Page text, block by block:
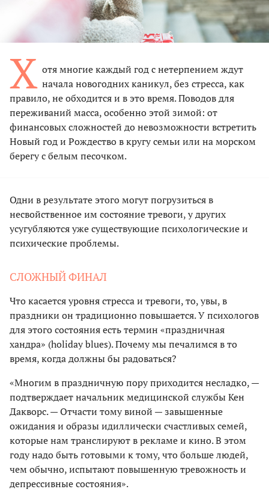
Х отя многие каждый год с нетерпением ждут
начала новогодних каникул, без стресса, как
правило, не обходится и в это время. Поводов для
переживаний масса, особенно этой зимой: от
финансовых сложностей до невозможности встретить
Новый год и Рождество в кругу семьи или на морском
берегу с белым песочком.
Одни в результате этого могут погрузиться в
несвойственное им состояние тревоги, у других
усугубляются уже существующие психологические и
психические проблемы.
СЛОЖНЫЙ ФИНАЛ
Что касается уровня стресса и тревоги, то, увы, в
праздники он традиционно повышается. У психологов
для этого состояния есть термин «праздничная
хандра» (holiday blues). Почему мы печалимся в то
время, когда должны бы радоваться?
«Многим в праздничную пору приходится несладко, —
подтверждает начальник медицинской службы Кен
Дакворс. — Отчасти тому виной — завышенные
ожидания и образы идиллически счастливых семей,
которые нам транслируют в рекламе и кино. В этом
году надо быть готовыми к тому, что больше людей,
чем обычно, испытают повышенную тревожность и
депрессивные состояния».